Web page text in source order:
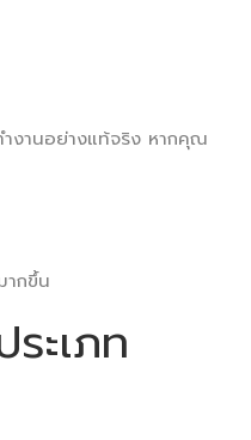
ำงานอย่างแท้จริง หากคุณ
ากขึ้น
ะเภท